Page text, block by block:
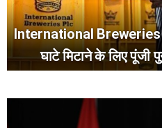
International
घाटे मिटाने के लिए पूंजी